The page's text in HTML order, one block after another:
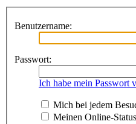
Benutzername:
Passwort:
Ich habe mein Passwort
Mich bei jedem
Meinen Online-